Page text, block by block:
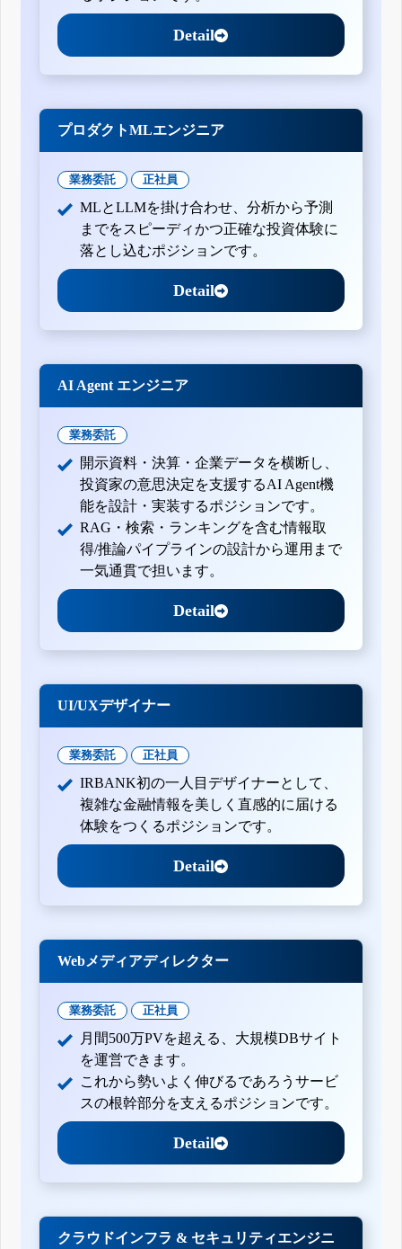
Detail
プロダクトMLエンジニア
業務委託 正社員
MLとLLMを掛け合わせ、分析から予測
までをスピーディかつ正確な投資体験に
落とし込むポジションです。
Detail
AI Agent エンジニア
業務委託
開示資料・決算・企業データを横断し、
投資家の意思決定を支援するAI Agent機
能を設計・実装するポジションです。
RAG・検索・ランキングを含む情報取
得/推論パイプラインの設計から運用まで
一気通貫で担います。
Detail
UI/UXデザイナー
業務委託 正社員
IRBANK初の一人目デザイナーとして、
複雑な金融情報を美しく直感的に届ける
体験をつくるポジションです。
Detail
Webメディアディレクター
業務委託 正社員
月間500万PVを超える、大規模DBサイト
を運営できます。
これから勢いよく伸びるであろうサービ
スの根幹部分を支えるポジションです。
Detail
クラウドインフラ & セキュリティエンジニ